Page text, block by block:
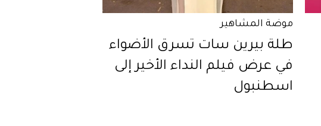
موضة المشاهير
طلة بيرين سات تسرق الأضواء
في عرض فيلم النداء الأخير إلى
اسطنبول